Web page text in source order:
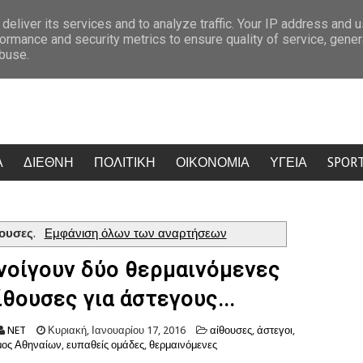
μοναστήρι της Κύπρου: Μοναχός μαχαίρωσε δύο άτομα μετά από απόφαση
ΔΙΕΘΝΗ ΠΟΛΙΤΙΚΗ ΟΙΚΟΝΟΜΙΑ ΥΓΕΙΑ
. Εμφάνιση όλων των αναρτήσεων
δύο θερμαινόμενες
για άστεγους...
NET Κυριακή, Ιανουαρίου 17, 2016 αίθουσες, άστεγοι,
Αθηναίων, ευπαθείς ομάδες, θερμαινόμενες
its services and to analyze traffic. Your IP address and
and security metrics to ensure quality of service,